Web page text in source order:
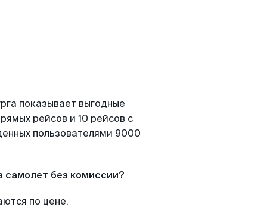
показывает выгодные
рейсов и 10 рейсов с
пользователями 9000
самолет без комиссии?
по цене.